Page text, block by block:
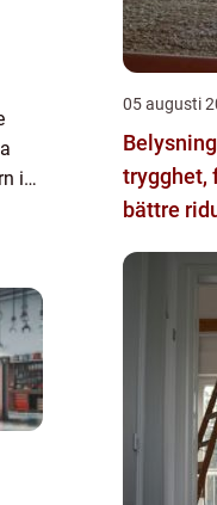
i
05 augusti
trygghet,
bättre